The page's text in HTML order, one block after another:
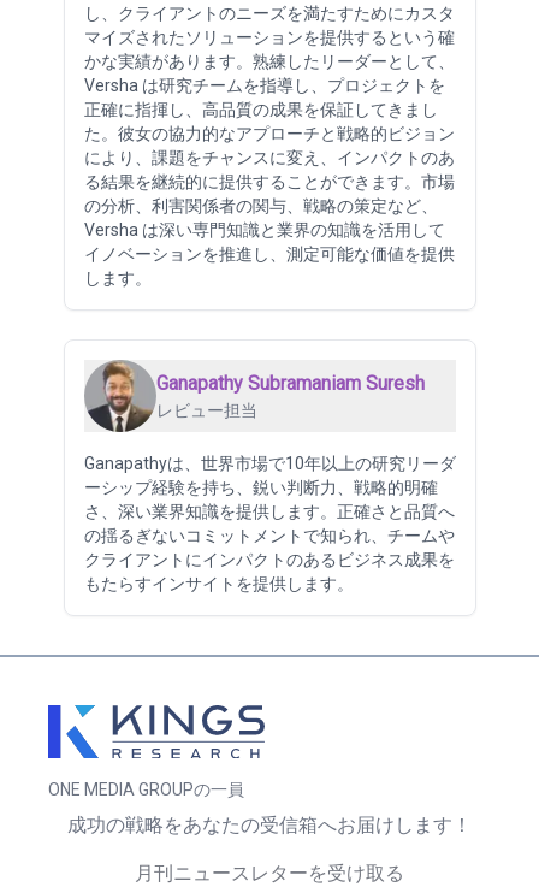
し、クライアントのニーズを満たすためにカスタ
マイズされたソリューションを提供するという確
かな実績があります。熟練したリーダーとして、
Versha は研究チームを指導し、プロジェクトを
正確に指揮し、高品質の成果を保証してきまし
た。彼女の協力的なアプローチと戦略的ビジョン
により、課題をチャンスに変え、インパクトのあ
る結果を継続的に提供することができます。市場
の分析、利害関係者の関与、戦略の策定など、
Versha は深い専門知識と業界の知識を活用して
イノベーションを推進し、測定可能な価値を提供
します。
Ganapathy Subramaniam Suresh
レビュー担当
Ganapathyは、世界市場で10年以上の研究リーダ
ーシップ経験を持ち、鋭い判断力、戦略的明確
さ、深い業界知識を提供します。正確さと品質へ
の揺るぎないコミットメントで知られ、チームや
クライアントにインパクトのあるビジネス成果を
もたらすインサイトを提供します。
ONE MEDIA GROUPの一員
成功の戦略をあなたの受信箱へお届けします！
月刊ニュースレターを受け取る